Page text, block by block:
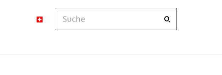
Suche